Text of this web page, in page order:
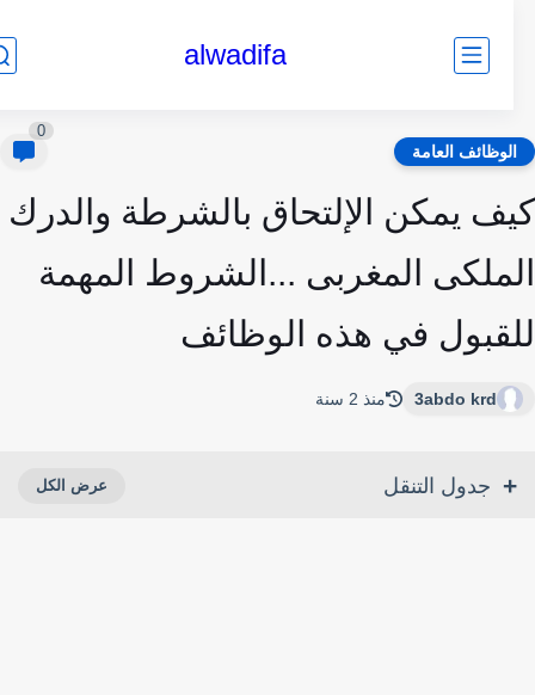
alwadifa
العامة
يمكن الإلتحاق بالشرطة والدرك
المغربى ...الشروط المهمة
في هذه الوظائف
3abdo krd منذ 2 سنة
جدول التنقل